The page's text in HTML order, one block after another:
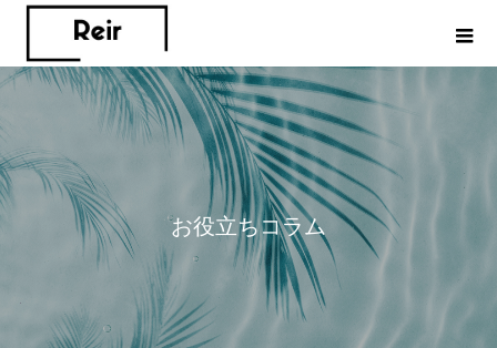
お役立ちコラム